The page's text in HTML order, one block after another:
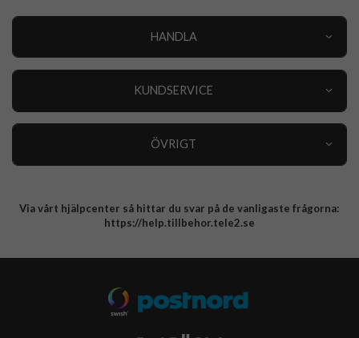
HANDLA
KUNDSERVICE
ÖVRIGT
Integritetspolicy
Via vårt hjälpcenter så hittar du svar på de vanligaste frågorna:
https://help.tillbehor.tele2.se